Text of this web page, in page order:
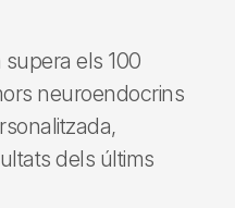
supera els 100
neuroendocrins
dels últims